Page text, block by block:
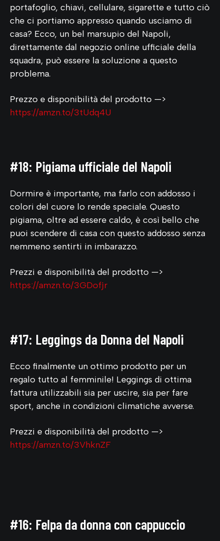
portafoglio, chiavi, cellulare, sigarette e tutto ciò
che ci portiamo appresso quando usciamo di
casa? Ecco, un bel marsupio del Napoli,
direttamente dal negozio online ufficiale della
squadra, può essere la soluzione a questo
problema.
Prezzo e disponibilità del prodotto —>
https://amzn.to/3tUdq4U
#18: Pigiama ufficiale del Napoli
Dormire è importante, ma farlo con addosso i
colori del cuore lo rende speciale. Questo
pigiama, oltre ad essere caldo, è così bello che
puoi scendere di casa con questo addosso senza
nemmeno sentirti in imbarazzo.
Prezzi e disponibilità del prodotto —>
https://amzn.to/3GDofjr
#17: Leggings da Donna del Napoli
Ecco finalmente un ottimo prodotto per un
regalo tutto al femminile! Leggings di ottima
fattura utilizzabili sia per uscire, sia per fare
sport, anche in condizioni climatiche avverse.
Prezzi e disponibilità del prodotto —>
https://amzn.to/3VhknZF
#16: Felpa da donna con cappuccio